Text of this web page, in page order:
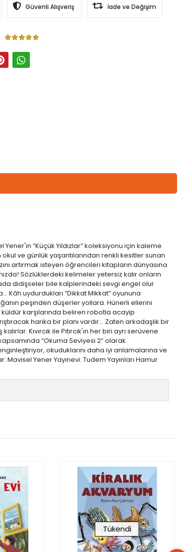
Güvenli Alışveriş İade ve Değişim
Yener'in “Küçük Yıldızlar” koleksiyonu için kaleme
okul ve günlük yaşantılarından renkli kesitler sunan
artırmak isteyen öğrencileri kitapların dünyasına
Sözlüklerdeki kelimeler yetersiz kalır onların
didişseler bile kalplerindeki sevgi engel olur
Kâh uydurdukları “Dikkat Mikkat” oyununa
peşinden düşerler yollara. Hünerli ellerini
karşılarında beliren robotla acayip
harika bir planı vardır... Zaten arkadaşlık bir
Kıvırcık ile Pıtırcık'ın her biri ayrı serüvene
“Okuma Seviyesi 2” olarak
okuduklarını daha iyi anlamalarına ve
Mavisel Yener Yayınevi: Tudem Yayınları Hamur
Tükendi